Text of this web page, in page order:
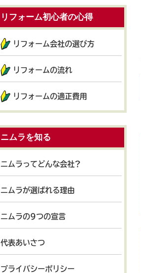
リフォーム初心者の心得
リフォーム会社の選び方
リフォームの流れ
リフォームの適正費用
ニムラを知る
ニムラってどんな会社?
ニムラが選ばれる理由
ニムラの9つの宣言
代表あいさつ
プライバシーポリシー